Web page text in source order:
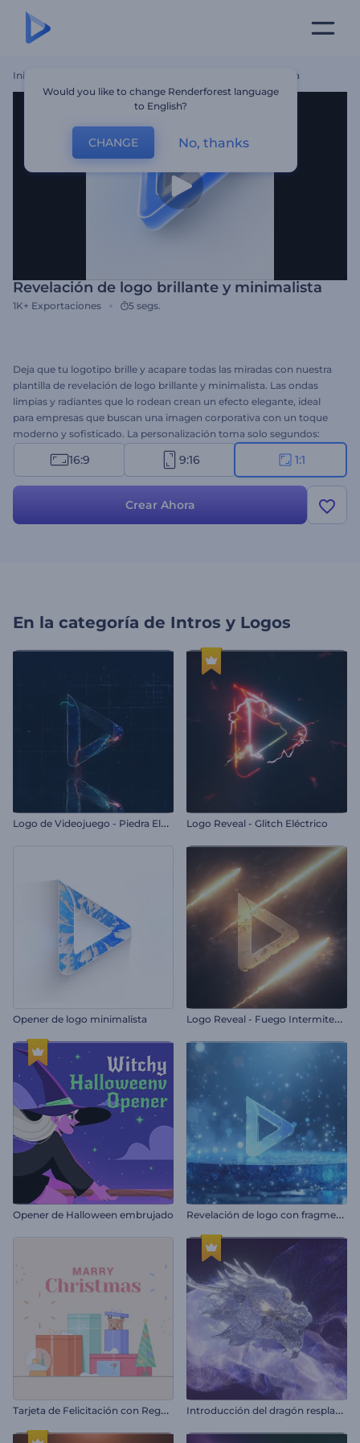
Inicio Revelación De Logo Brillante Y Minimalista
Revelación de logo brillante y minimalista
1K+ Exportaciones 5 segs.
Deja que tu logotipo brille y acapare todas las miradas con nuestra
plantilla de revelación de logo brillante y minimalista. Las ondas
limpias y radiantes que lo rodean crean un efecto elegante, ideal
para empresas que buscan una imagen corporativa con un toque
moderno y sofisticado. La personalización toma solo segundos:
sube tu logotipo, añade tu eslogan y completa el video con una
pista musical rítmica de fondo. ¡Comienza a crear ahora y eleva tu
16:9 9:16 1:1
Crear Ahora
En la categoría de Intros y Logos
L
ogo de Videojuego - Piedra Electrificada Logo Reveal - Glitch Eléctrico
Opener de logo minimalista L
ogo Reveal - Fuego Intermitente
Opener de Halloween embrujado R
evelación de logo con fragmentos de hielo
T
arjeta de Felicitación con Regalos de Navidad I
ntroducción del dragón resplandeciente
Would you like to change Renderforest language
to English?
CHANGE No, thanks